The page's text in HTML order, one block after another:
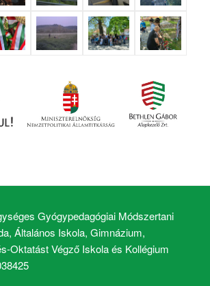
Gyógypedagógiai Módszertani
Általános Iskola, Gimnázium,
Oktatást Végző Iskola és Kollégium